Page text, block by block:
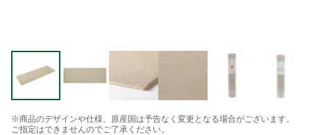
※商品のデザインや仕様、原産国は予告なく変更となる場合がございます。
ご指定はできませんのでご了承ください。